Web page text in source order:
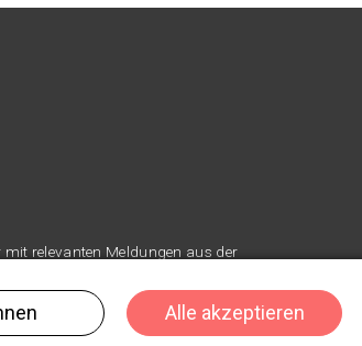
relevanten Meldungen aus der